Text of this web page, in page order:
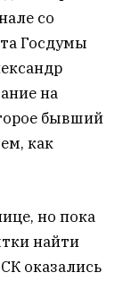
со
Госдумы
на
бывший
как
но пока
найти
оказались